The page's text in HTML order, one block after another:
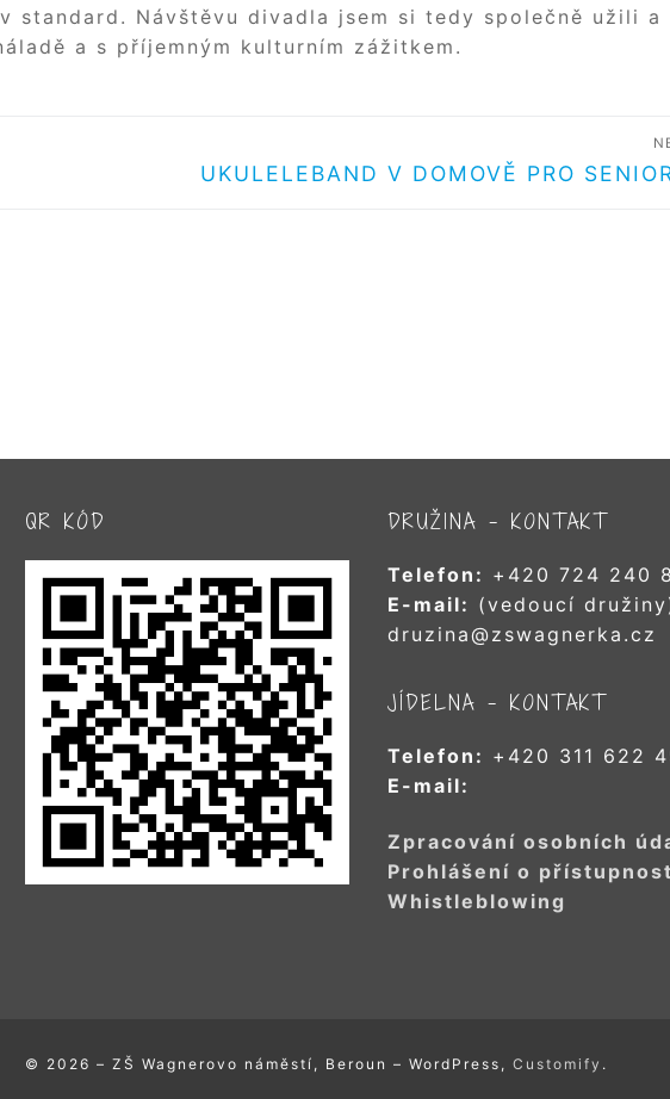
standard. Návštěvu divadla jsem si tedy společně užili a
a s příjemným kulturním zážitkem.
Další
UKULELEBAND V DOMOVĚ PRO
QR KÓD DRUŽINA – KONTAKT
Telefon: +420 724 240
E-mail: (vedoucí
druzina@zswagnerka.cz
JÍDELNA – KONTAKT
Telefon: +420 311 622
E-mail:
Zpracování osobních
Prohlášení o
Whistleblowing
© 2026 – ZŠ Wagnerovo náměstí, Beroun – WordPress, Customify .